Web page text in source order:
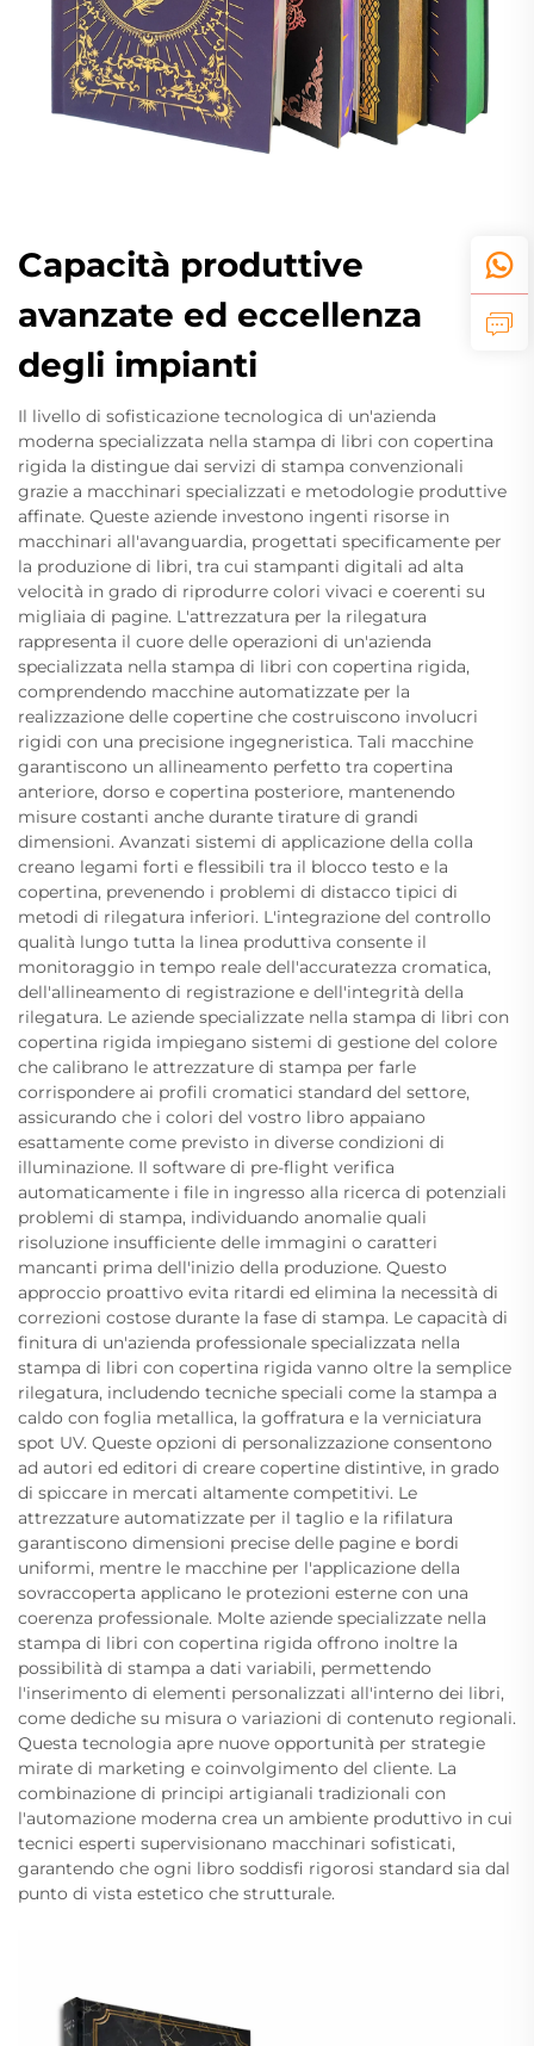
Capacità produttive
avanzate ed eccellenza
degli impianti
Il livello di sofisticazione tecnologica di un'azienda
moderna specializzata nella stampa di libri con copertina
rigida la distingue dai servizi di stampa convenzionali
grazie a macchinari specializzati e metodologie produttive
affinate. Queste aziende investono ingenti risorse in
macchinari all'avanguardia, progettati specificamente per
la produzione di libri, tra cui stampanti digitali ad alta
velocità in grado di riprodurre colori vivaci e coerenti su
migliaia di pagine. L'attrezzatura per la rilegatura
rappresenta il cuore delle operazioni di un'azienda
specializzata nella stampa di libri con copertina rigida,
comprendendo macchine automatizzate per la
realizzazione delle copertine che costruiscono involucri
rigidi con una precisione ingegneristica. Tali macchine
garantiscono un allineamento perfetto tra copertina
anteriore, dorso e copertina posteriore, mantenendo
misure costanti anche durante tirature di grandi
dimensioni. Avanzati sistemi di applicazione della colla
creano legami forti e flessibili tra il blocco testo e la
copertina, prevenendo i problemi di distacco tipici di
metodi di rilegatura inferiori. L'integrazione del controllo
qualità lungo tutta la linea produttiva consente il
monitoraggio in tempo reale dell'accuratezza cromatica,
dell'allineamento di registrazione e dell'integrità della
rilegatura. Le aziende specializzate nella stampa di libri con
copertina rigida impiegano sistemi di gestione del colore
che calibrano le attrezzature di stampa per farle
corrispondere ai profili cromatici standard del settore,
assicurando che i colori del vostro libro appaiano
esattamente come previsto in diverse condizioni di
illuminazione. Il software di pre-flight verifica
automaticamente i file in ingresso alla ricerca di potenziali
problemi di stampa, individuando anomalie quali
risoluzione insufficiente delle immagini o caratteri
mancanti prima dell'inizio della produzione. Questo
approccio proattivo evita ritardi ed elimina la necessità di
correzioni costose durante la fase di stampa. Le capacità di
finitura di un'azienda professionale specializzata nella
stampa di libri con copertina rigida vanno oltre la semplice
rilegatura, includendo tecniche speciali come la stampa a
caldo con foglia metallica, la goffratura e la verniciatura
spot UV. Queste opzioni di personalizzazione consentono
ad autori ed editori di creare copertine distintive, in grado
di spiccare in mercati altamente competitivi. Le
attrezzature automatizzate per il taglio e la rifilatura
garantiscono dimensioni precise delle pagine e bordi
uniformi, mentre le macchine per l'applicazione della
sovraccoperta applicano le protezioni esterne con una
coerenza professionale. Molte aziende specializzate nella
stampa di libri con copertina rigida offrono inoltre la
possibilità di stampa a dati variabili, permettendo
l'inserimento di elementi personalizzati all'interno dei libri,
come dediche su misura o variazioni di contenuto regionali.
Questa tecnologia apre nuove opportunità per strategie
mirate di marketing e coinvolgimento del cliente. La
combinazione di principi artigianali tradizionali con
l'automazione moderna crea un ambiente produttivo in cui
tecnici esperti supervisionano macchinari sofisticati,
garantendo che ogni libro soddisfi rigorosi standard sia dal
punto di vista estetico che strutturale.